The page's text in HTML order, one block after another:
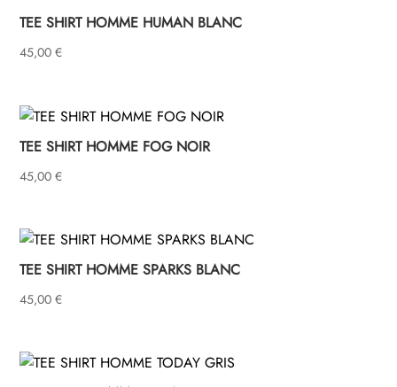
TEE SHIRT HOMME HUMAN BLANC
45,00€
TEE SHIRT HOMME FOG NOIR
45,00€
TEE SHIRT HOMME SPARKS BLANC
45,00€